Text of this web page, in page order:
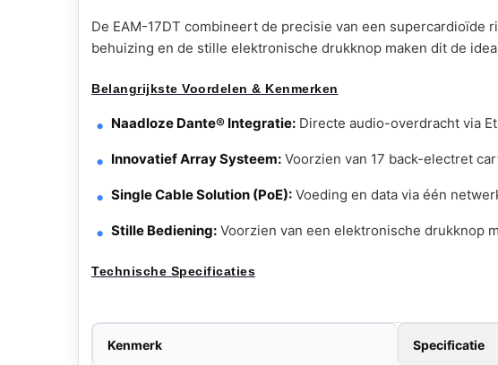
De EAM-17DT combineert de precisie van een supercardioïde
behuizing en de stille elektronische drukknop maken dit de
Belangrijkste Voordelen & Kenmerken
Naadloze Dante® Integratie: Directe audio-overdracht via
Innovatief Array Systeem: Voorzien van 17 back-electret
Single Cable Solution (PoE): Voeding en data via één
Stille Bediening: Voorzien van een elektronische drukknop
Technische Specificaties
Kenmerk Specificatie